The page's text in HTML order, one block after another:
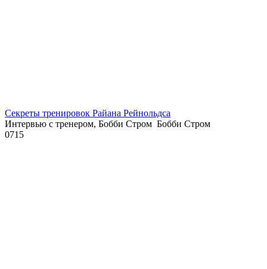
Секреты тренировок Райана Рейнольдса
Интервью с тренером, Бобби Стром Бобби Стром
0715